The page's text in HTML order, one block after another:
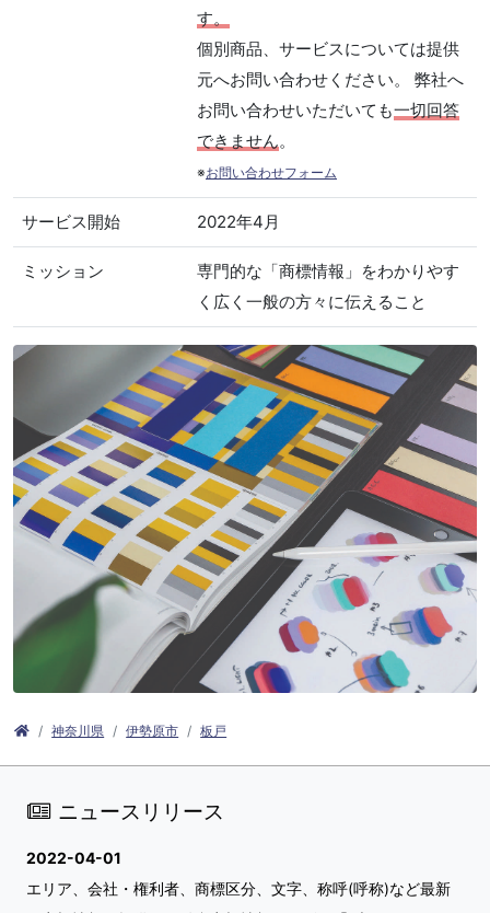
す。
個別商品、サービスについては提供
元へお問い合わせください。 弊社へ
お問い合わせいただいても一切回答
できません。
※お問い合わせフォーム
サービス開始 2022年4月
ミッション
専門的な「商標情報」をわかりやす
く広く一般の方々に伝えること
神奈川県 伊勢原市 板戸
ニュースリリース
2022-04-01
エリア、会社・権利者、商標区分、文字、称呼(呼称)など最新